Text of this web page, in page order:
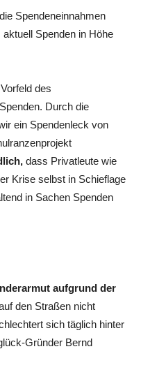
Spendeneinnahmen
Spenden in Höhe
des
Durch die
ein Spendenleck von
dass Privatleute wie
Krise selbst in Schieflage
in Sachen Spenden
aufgrund der
den Straßen nicht
sich täglich hinter
Gründer Bernd